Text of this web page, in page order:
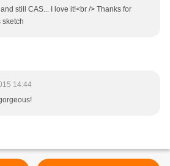
still CAS... I love it!<br /> Thanks for
sketch
14:44